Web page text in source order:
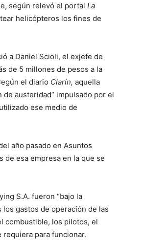
según relevó el portal La
helicópteros los fines de
a Daniel Scioli, el exjefe de
de 5 millones de pesos a la
el diario Clarín, aquella
austeridad” impulsado por el
ese medio de
año pasado en Asuntos
de esa empresa en la que se
S.A. fueron “bajo la
los gastos de operación de las
combustible, los pilotos, el
para funcionar.